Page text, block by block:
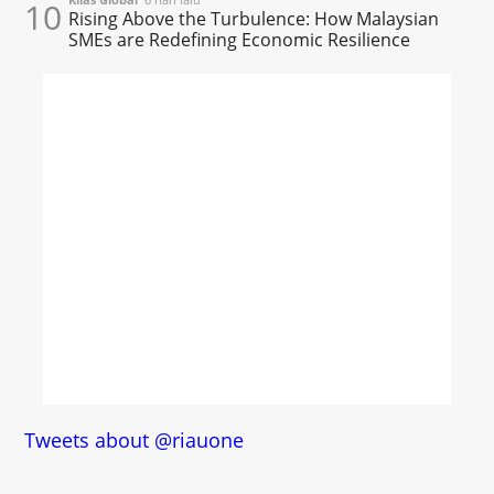
10 Rising Above the Turbulence: How Malaysian
SMEs are Redefining Economic Resilience
Tweets about @riauone